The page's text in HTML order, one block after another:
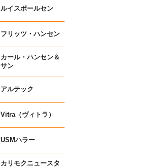
ルイスポールセン
フリッツ・ハンセン
カール・ハンセン＆
サン
アルテック
Vitra（ヴィトラ）
USMハラー
カリモクニュースタ